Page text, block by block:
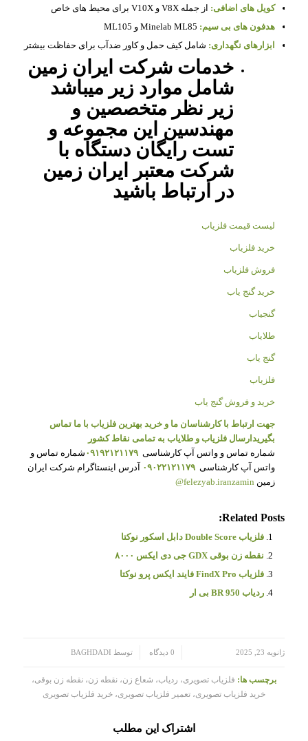
کویل های اضافی: از جمله V8X و V10X برای محیط های خاص
هدفون های بی سیم:
ابزارهای نگهداری: شامل کیف حمل و کاور ضدآب برای حفاظت بیشتر
خدمات شرکت ایران زمین
شامل موارد زیر میباشد
زیر نظر متخصصین و
مهندسین این مجموعه و
تست رایگان دستگاه با
شرکت معتبر ایران زمین
در ارتباط باشید
لیست قیمت فلزیاب
خرید فلزیاب
فروش فلزیاب
خرید گنج یاب
گنجیاب
طلایاب
گنج یاب
فلزیاب
خرید و فروش گنج یاب
جهت ارتباط با کارشناسان ما و خرید بهترین فلزیاب با ما تماس
بگیریدارسال فلزیاب و طلایاب به تمامی نقاط کشور
شماره تماس و واتس آپ کارشناسی ۰۹۱۹۲۱۲۱۱۷۹ شماره تماس و
واتس آپ کارشناسی ۰۹۰۲۲۱۲۱۱۷۹ آدرس اینستاگرام شرکت ایران
زمین felezyab.iranzamin@
Related Posts:
فلزیاب Double Score دابل اسکور نوکتا
نقطه زن بوقی GDX جی دی ایکس ۸۰۰۰
فلزیاب FindX Pro فایند ایکس پرو نوکتا
ردیاب BR 950 بی ار
ژانویه 23, 2025 0 دیدگاه توسط BAGHDADI
برچسب ها: فلزیاب تصویری، ردیاب، شعاع زن، نقطه زن، نقطه زن بوقی،
خرید فلزیاب تصویری، تعمیر فلزیاب تصویری، خرید فلزیاب تصویری
اشتراک این مطلب